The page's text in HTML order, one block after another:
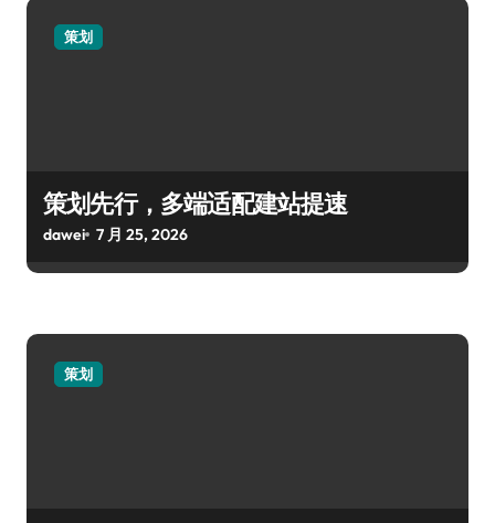
策划
策划先行，多端适配建站提速
dawei 7 月 25, 2026
策划